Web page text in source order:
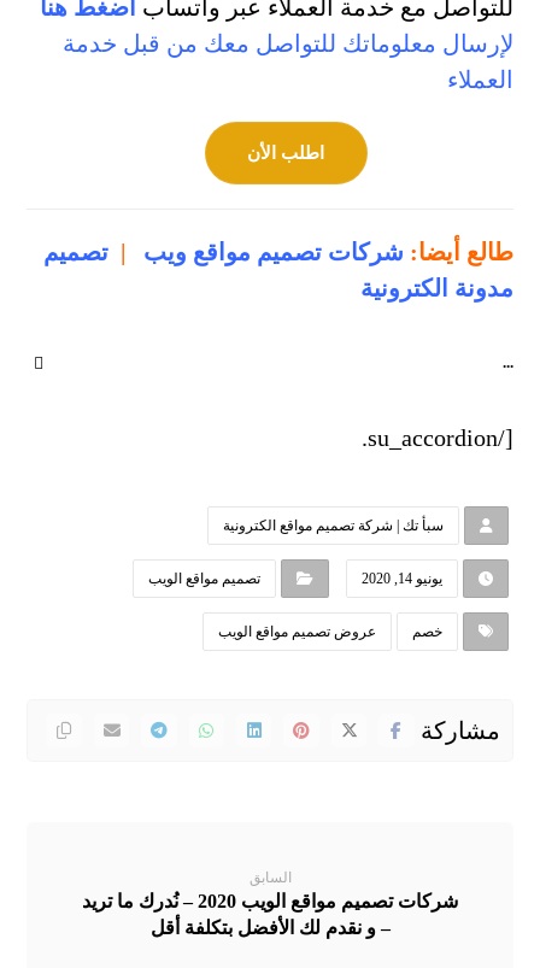
للتواصل مع خدمة العملاء عبر واتساب اضغط هنا
لإرسال معلوماتك للتواصل معك من قبل خدمة
العملاء
اطلب الأن
طالع أيضا: شركات تصميم مواقع ويب |تصميم
مدونة الكترونية
...
[/su_accordion.
سبأ تك | شركة تصميم مواقع الكترونية
يونيو 14, 2020 تصميم مواقع الويب
خصم عروض تصميم مواقع الويب
السابق
شركات تصميم مواقع الويب 2020 – نُدرك ما تريد
– و نقدم لك الأفضل بتكلفة أقل